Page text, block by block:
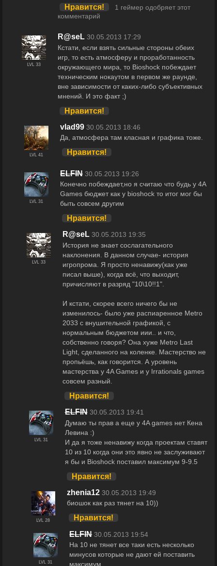
Нравится!
1 геймер одобряет этот
комментарий
LVL 33
R@seL 30.05.2013 17:29
Кстати, если взять сильные стороны обеих
игр, то есть атмосферу и проработанность
окружающего мира, то Bioshock побеждает
техническим нокаутом в первом же раунде,
вне зависимости от каких-либо субъективных
мнений. И это факт ;)
Нравится!
LVL 41
vlad99 30.05.2013 18:46
Да, атмосфера там класная и графика тоже.
Нравится!
LVL 31
ELFIN 30.05.2013 19:26
Конечно побеждает,но я считаю что будь у 4A
Games бюджет как у bioshock то итог мог бы
быть совсем другим
Нравится!
LVL 33
R@seL 30.05.2013 19:35
История не знает сослагательного
наклонения. В данном случае- история
игропрома. Я просто ненавижу(как уже
писал выше), когда всё, что выходит,
причисляют в разряд "10\10!!1".
И кстати, скорее всего ничего бы не
изменилось- было уже распиаренное Metro
2033 с внушительной графикой, с
нормальным бюджетом иии.. и что,
собственно говоря? Она хуже Metro Last
Light, сделанного на коленке. Мастерство не
пропьёшь, как говорится. А уровень
мастерства у 4A Games и у Irrationals games
совсем разный.
Нравится!
LVL 31
ELFIN 30.05.2013 19:41
Думаю ты прав а еще у 4A games нет Кена
Левина :)
И да я тоже ненавижу когда проектам ставят
10 из 10 когда они это явно не заслуживают
я бы и Bioshock поставил максимум 9-9.5
Нравится!
LVL 28
zhenia12 30.05.2013 19:49
биошок как раз тянет на 10))
Нравится!
LVL 31
ELFIN 30.05.2013 19:54
На 10 не тянет все таки есть несколько
минусов которые не дают ей поставить
максимум